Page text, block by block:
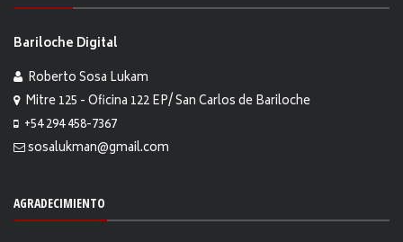
Bariloche Digital
Roberto Sosa Lukam
Mitre 125 - Oficina 122 EP/ San Carlos de Bariloche
+54 294 458-7367
sosalukman@gmail.com
AGRADECIMIENTO